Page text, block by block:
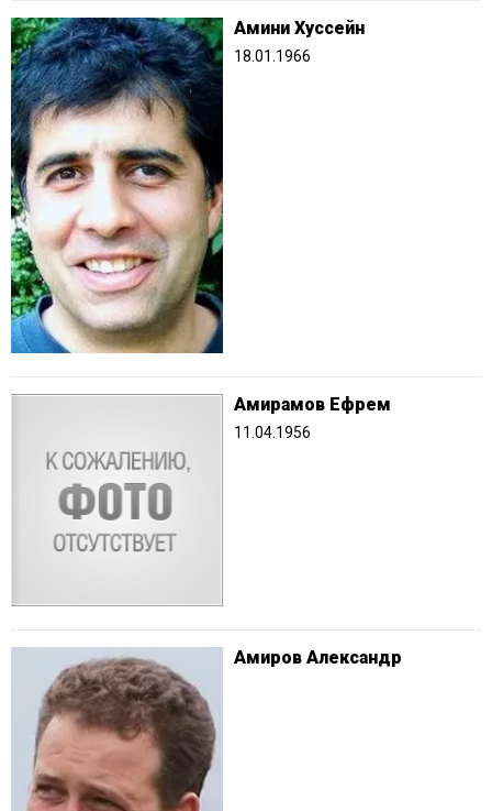
Амини Хуссейн
18.01.1966
Амирамов Ефрем
11.04.1956
Амиров Александр